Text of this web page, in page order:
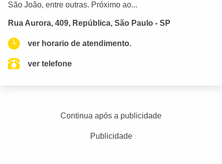
São João, entre outras. Próximo ao...
Rua Aurora, 409, República, São Paulo - SP
ver horario de atendimento.
ver telefone
Continua após a publicidade
Publicidade